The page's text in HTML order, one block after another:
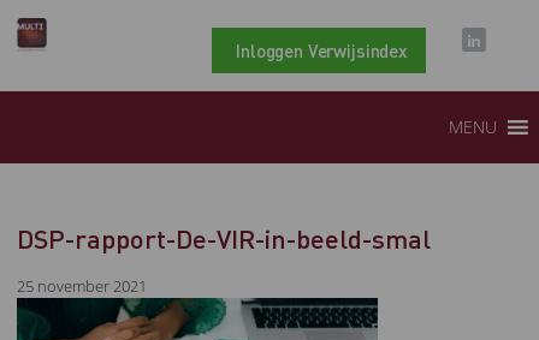
Inloggen Verwijsindex
MENU
DSP-rapport-De-VIR-in-beeld-smal
25 november 2021